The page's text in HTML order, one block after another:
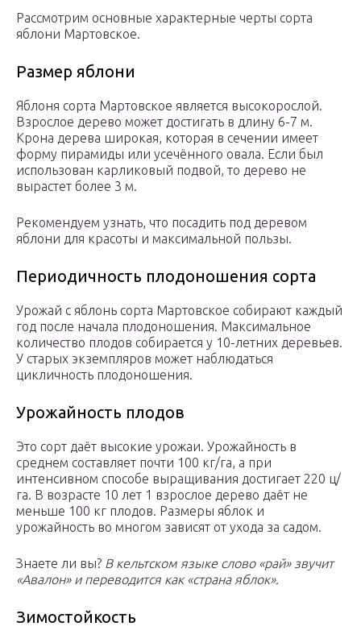
Рассмотрим основные характерные черты сорта
яблони Мартовское.
Размер яблони
Яблоня сорта Мартовское является высокорослой.
Взрослое дерево может достигать в длину 6-7 м.
Крона дерева широкая, которая в сечении имеет
форму пирамиды или усечённого овала. Если был
использован карликовый подвой, то дерево не
вырастет более 3 м.
Рекомендуем узнать, что посадить под деревом
яблони для красоты и максимальной пользы.
Периодичность плодоношения сорта
Урожай с яблонь сорта Мартовское собирают каждый
год после начала плодоношения. Максимальное
количество плодов собирается у 10-летних деревьев.
У старых экземпляров может наблюдаться
цикличность плодоношения.
Урожайность плодов
Это сорт даёт высокие урожаи. Урожайность в
среднем составляет почти 100 кг/га, а при
интенсивном способе выращивания достигает 220 ц/
га. В возрасте 10 лет 1 взрослое дерево даёт не
меньше 100 кг плодов. Размеры яблок и
урожайность во многом зависят от ухода за садом.
Знаете ли вы? В кельтском языке слово «рай» звучит
«Авалон» и переводится как «страна яблок».
Зимостойкость